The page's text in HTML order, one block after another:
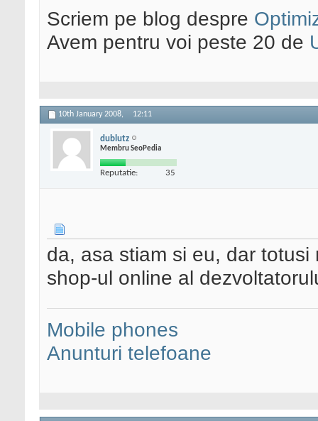
Scriem pe blog despre
Avem pentru voi peste 20 de
10th January 2008, 12:11
dublutz
Membru SeoPedia
Reputatie: 35
da, asa stiam si eu, dar
shop-ul online al
Mobile phones
Anunturi telefoane